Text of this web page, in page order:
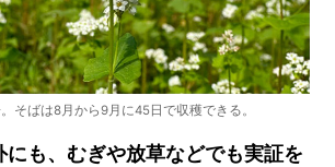
そばは8月から9月に45日で収穫できる。
にも、むぎや放草などでも実証を